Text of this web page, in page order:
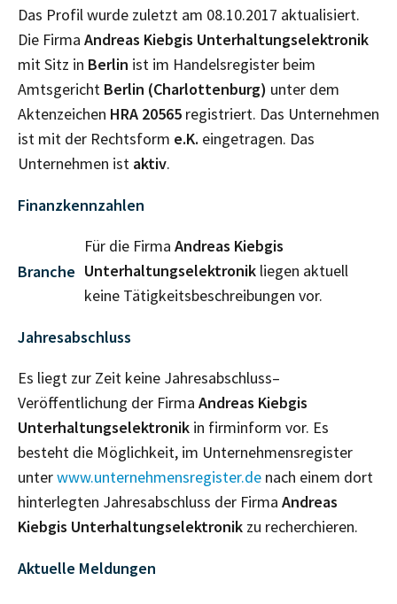
Das Profil wurde zuletzt am 08.10.2017 aktualisiert.
Die Firma Andreas Kiebgis Unterhaltungselektronik
mit Sitz in Berlin ist im Handelsregister beim
Amtsgericht Berlin (Charlottenburg) unter dem
Aktenzeichen HRA 20565 registriert. Das Unternehmen
ist mit der Rechtsform e.K. eingetragen. Das
Unternehmen ist aktiv.
Finanzkennzahlen
Branche
Für die Firma Andreas Kiebgis
Unterhaltungselektronik liegen aktuell
keine Tätigkeitsbeschreibungen vor.
Jahresabschluss
Es liegt zur Zeit keine Jahresabschluss–
Veröffentlichung der Firma Andreas Kiebgis
Unterhaltungselektronik in firminform vor. Es
besteht die Möglichkeit, im Unternehmensregister
unterwww.unternehmensregister.de nach einem dort
hinterlegten Jahresabschluss der Firma Andreas
Kiebgis Unterhaltungselektronik zu recherchieren.
Aktuelle Meldungen